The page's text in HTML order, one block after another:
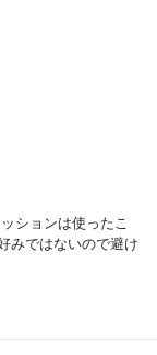
ションは使ったこ
みではないので避け